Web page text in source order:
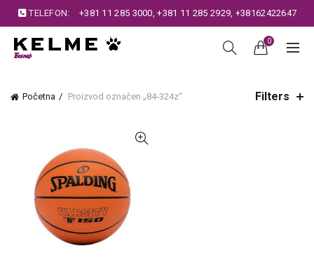
TELEFON: +381 11 285 3000,+381 11 285 2929, +38162422647
0
Početna Proizvod označen „84-324z“ Filters